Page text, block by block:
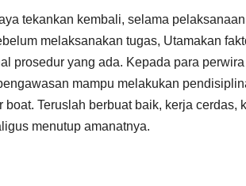
tekankan kembali, selama
melaksanakan tugas, Utamakan
prosedur yang ada. Kepada para
mampu melakukan
Teruslah berbuat baik, kerja cerdas,
menutup amanatnya.